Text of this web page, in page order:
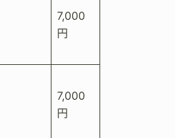
7,000
円
7,000
円